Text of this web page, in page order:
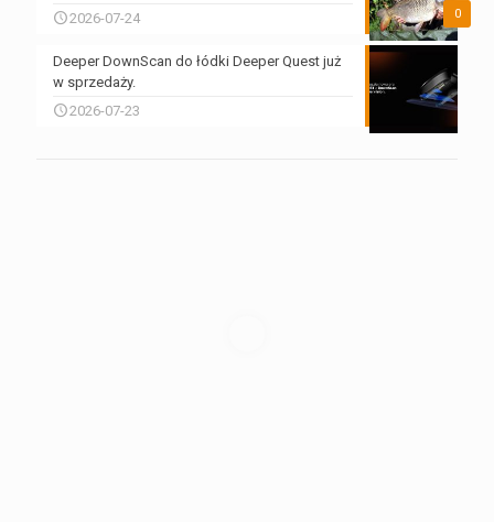
0
2026-07-24
Deeper DownScan do łódki Deeper Quest już
w sprzedaży.
2026-07-23